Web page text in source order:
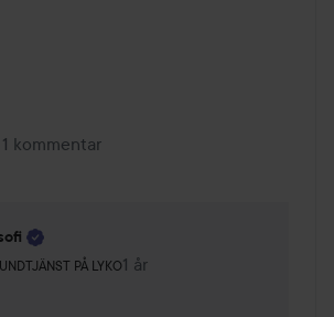
1 kommentar
PÅ LYKO
roll: Kundtjänst på Lyko.
1 år
Kommentaren lades 1 år